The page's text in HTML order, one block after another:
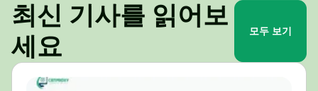
최신 기사를 읽어보
세요
모두 보기